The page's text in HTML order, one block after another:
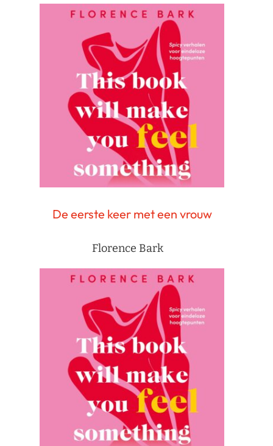
De eerste keer met een vrouw
Florence Bark